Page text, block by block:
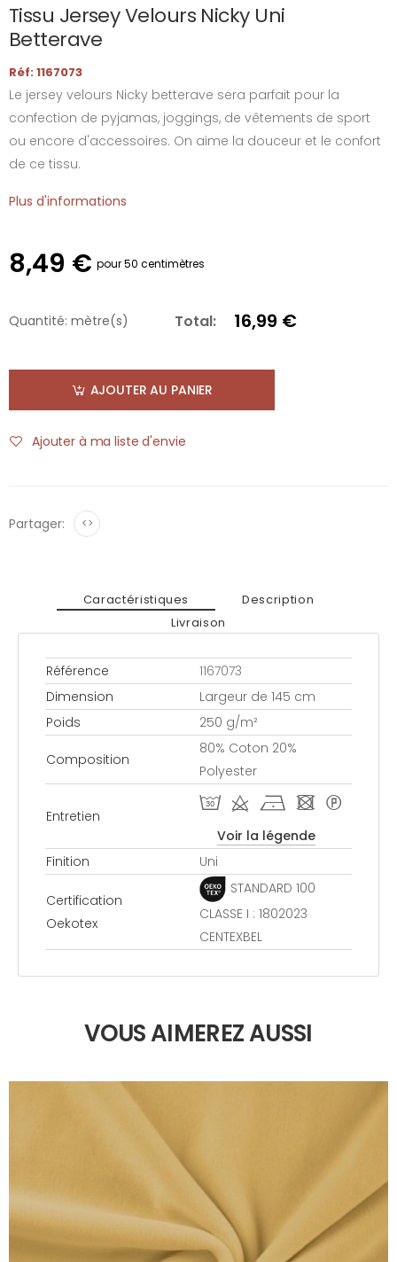
Tissu Jersey Velours Nicky Uni
Betterave
Réf: 1167073
Le jersey velours Nicky betterave sera parfait pour la
confection de pyjamas, joggings, de vêtements de sport
ou encore d'accessoires. On aime la douceur et le confort
de ce tissu.
Plus d'informations
8,49 € pour 50 centimètres
Quantité: mètre(s) Total: 16,99 €
AJOUTER AU PANIER
Ajouter à ma liste d'envie
Partager: <>
Caractéristiques
Description
Livraison
Référence
1167073
Dimension
Largeur de 145 cm
Poids
250 g/m²
Composition
80% Coton 20%
Polyester
Entretien
T d h - *
Voir la légende
Finition
Uni
Certification
Oekotex
STANDARD 100
CLASSE I : 1802023
CENTEXBEL
VOUS AIMEREZ AUSSI